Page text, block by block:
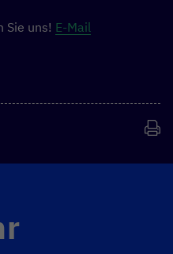
Sie uns! E-Mail